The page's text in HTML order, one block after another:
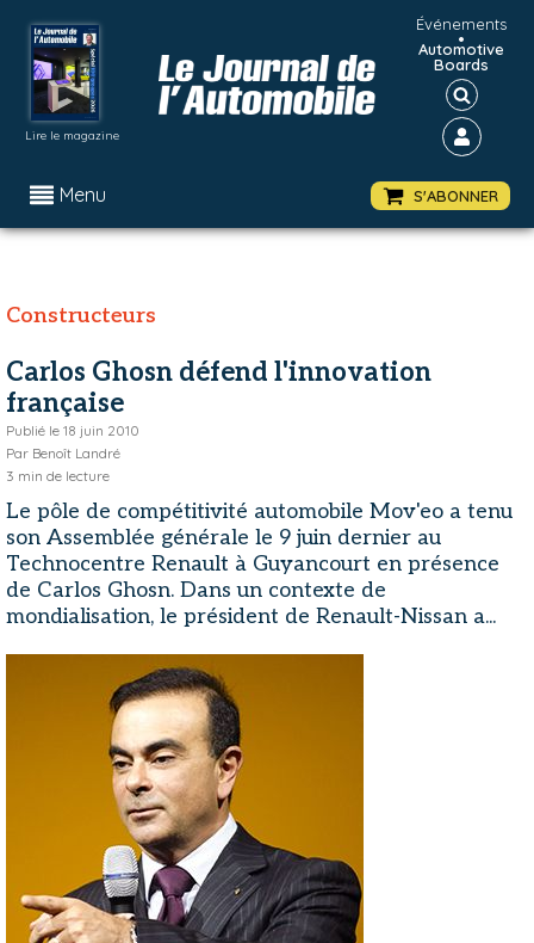
Lire le magazine
Événements
•
Automotive
Boards
Menu S'ABONNER
Constructeurs
Carlos Ghosn défend l'innovation
française
Publié le 18 juin 2010
Par Benoît Landré
3 min de lecture
Le pôle de compétitivité automobile Mov'eo a tenu
son Assemblée générale le 9 juin dernier au
Technocentre Renault à Guyancourt en présence
de Carlos Ghosn. Dans un contexte de
mondialisation, le président de Renault-Nissan a...